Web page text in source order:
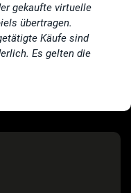
gekaufte virtuelle
übertragen.
Käufe sind
Es gelten die